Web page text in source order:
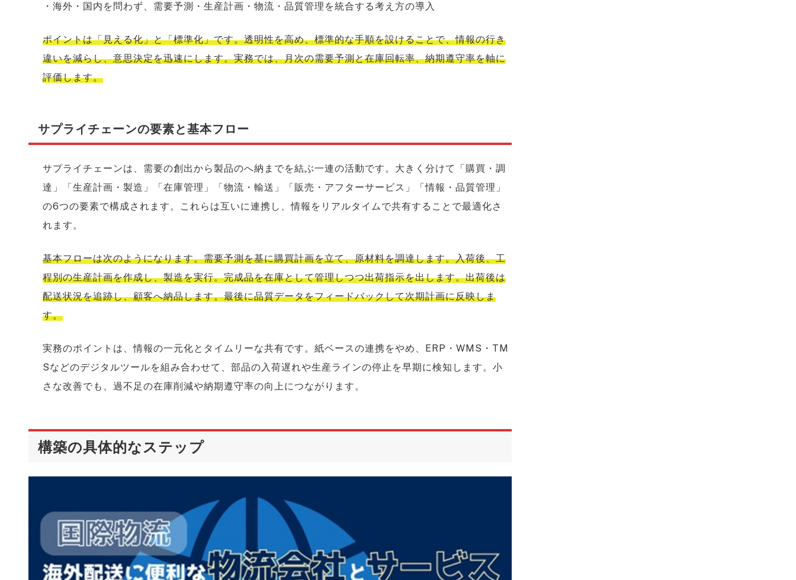
・海外・国内を問わず、需要予測・生産計画・物流・品質管理を統合する考え方の導入
ポイントは「見える化」と「標準化」です。透明性を高め、標準的な手順を設けることで、情報の行き
違いを減らし、意思決定を迅速にします。実務では、月次の需要予測と在庫回転率、納期遵守率を軸に
評価します。
サプライチェーンの要素と基本フロー
サプライチェーンは、需要の創出から製品のへ納までを結ぶ一連の活動です。大きく分けて「購買・調
達」「生産計画・製造」「在庫管理」「物流・輸送」「販売・アフターサービス」「情報・品質管理」
の6つの要素で構成されます。これらは互いに連携し、情報をリアルタイムで共有することで最適化さ
れます。
基本フローは次のようになります。需要予測を基に購買計画を立て、原材料を調達します。入荷後、工
程別の生産計画を作成し、製造を実行。完成品を在庫として管理しつつ出荷指示を出します。出荷後は
配送状況を追跡し、顧客へ納品します。最後に品質データをフィードバックして次期計画に反映しま
す。
実務のポイントは、情報の一元化とタイムリーな共有です。紙ベースの連携をやめ、ERP・WMS・TM
Sなどのデジタルツールを組み合わせて、部品の入荷遅れや生産ラインの停止を早期に検知します。小
さな改善でも、過不足の在庫削減や納期遵守率の向上につながります。
構築の具体的なステップ